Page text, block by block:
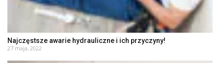
Najczęstsze awarie hydrauliczne i ich przyczyny!
27 maja, 2022